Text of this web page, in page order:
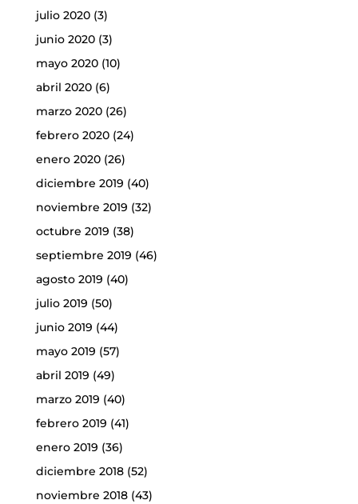
julio 2020(3)
junio 2020(3)
mayo 2020(10)
abril 2020(6)
marzo 2020(26)
febrero 2020(24)
enero 2020(26)
diciembre 2019 (40)
noviembre 2019 (32)
octubre 2019 (38)
septiembre 2019 (46)
agosto 2019 (40)
julio 2019 (50)
junio 2019 (44)
mayo 2019 (57)
abril 2019 (49)
marzo 2019 (40)
febrero 2019 (41)
enero 2019 (36)
diciembre 2018(52)
noviembre 2018(43)